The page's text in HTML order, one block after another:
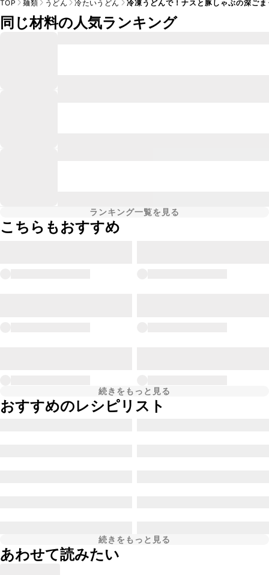
TOP 麺類 うどん 冷たいうどん 冷凍うどんで！ナスと豚しゃぶの深ごま
同じ材料の人気ランキング
ランキング一覧を見る
こちらもおすすめ
続きをもっと見る
おすすめのレシピリスト
続きをもっと見る
あわせて読みたい